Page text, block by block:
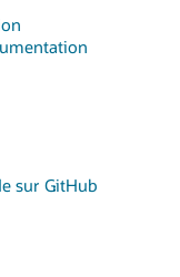
sur GitHub